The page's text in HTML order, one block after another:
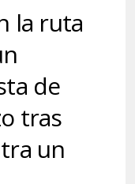
la ruta
de
tras
un